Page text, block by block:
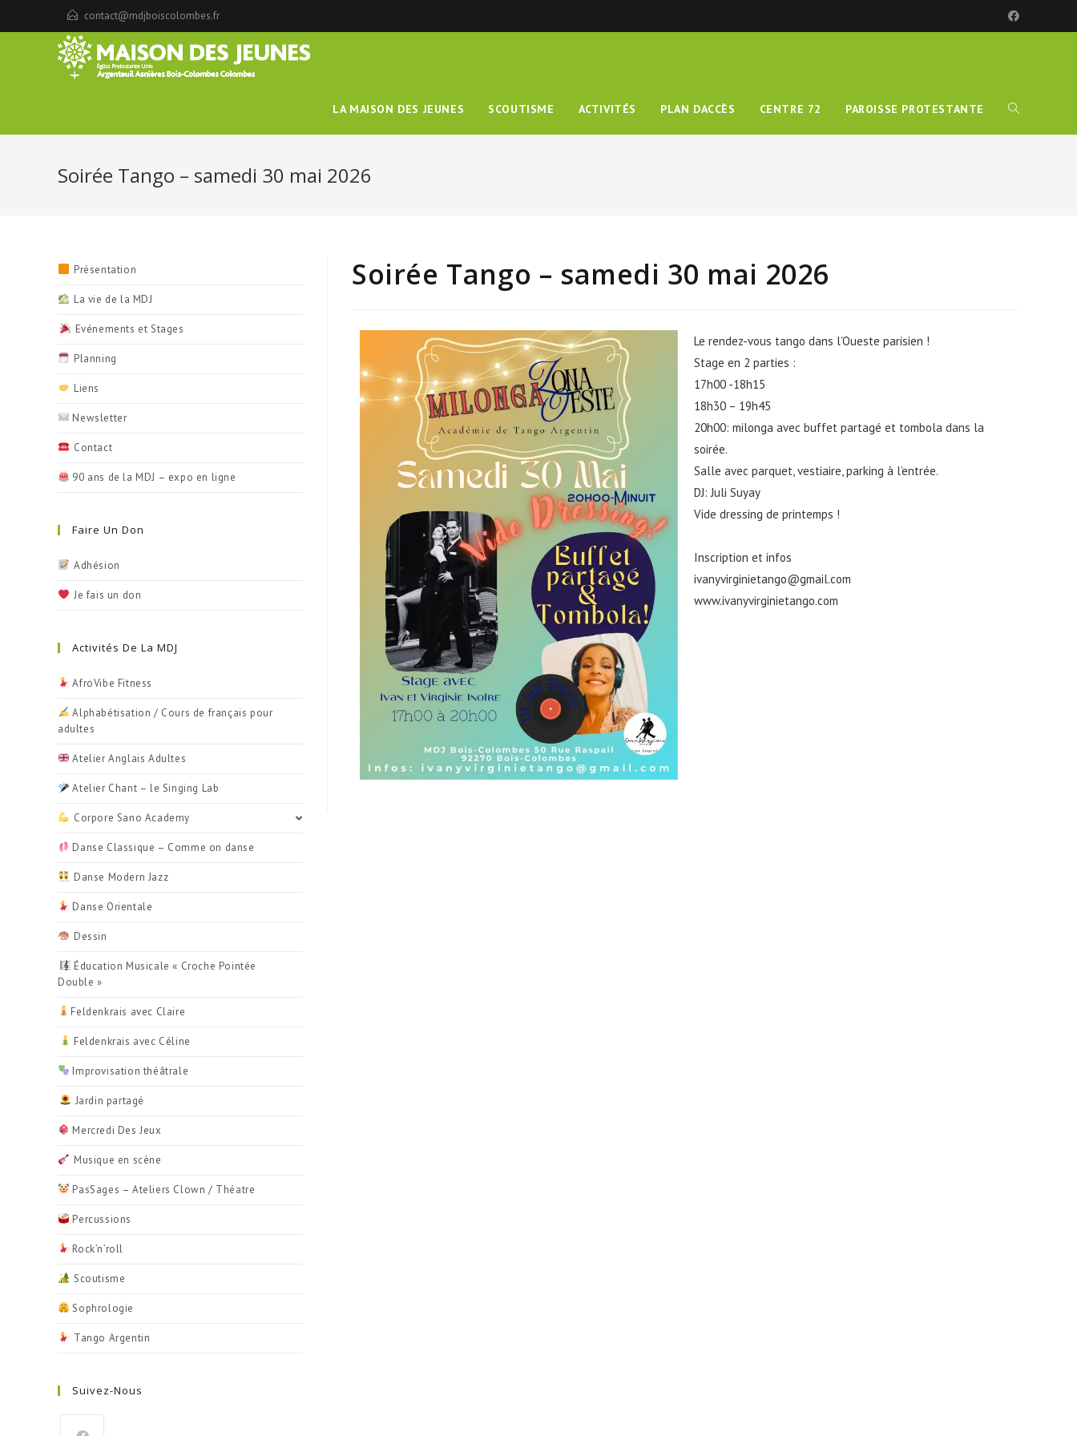
contact@mdjboiscolombes.fr
LA MAISON DES JEUNES SCOUTISME ACTIVITÉS PLAN DACCÈS CENTRE 72 PAROISSE PROTESTANTE
Soirée Tango – samedi 30 mai 2026
Soirée Tango – samedi 30 mai 2026
Le rendez-vous tango dans l’Oueste parisien !
Stage en 2 parties :
17h00 -18h15
18h30 – 19h45
20h00: milonga avec buffet partagé et tombola dans la
soirée.
Salle avec parquet, vestiaire, parking à l’entrée.
DJ: Juli Suyay
Vide dressing de printemps !
Inscription et infos
ivanyvirginietango@gmail.com
www.ivanyvirginietango.com
Présentation
La vie de la MDJ
Evénements et Stages
Planning
Liens
Newsletter
Contact
90 ans de la MDJ – expo en ligne
Faire Un Don
Adhésion
Je fais un don
Activités De La MDJ
​ AfroVibe Fitness
Alphabétisation / Cours de français pour
adultes
Atelier Anglais Adultes
​ Atelier Chant – le Singing Lab
Corpore Sano Academy
Danse Classique – Comme on danse
Danse Modern Jazz
Danse Orientale
Dessin
Éducation Musicale « Croche Pointée
Double »
Feldenkrais avec Claire
Feldenkrais avec Céline
Improvisation théâtrale
Jardin partagé
​ Mercredi Des Jeux
Musique en scène
PasSages – Ateliers Clown / Théatre
Percussions
Rock’n’roll
Scoutisme
Sophrologie
Tango Argentin
Suivez-Nous